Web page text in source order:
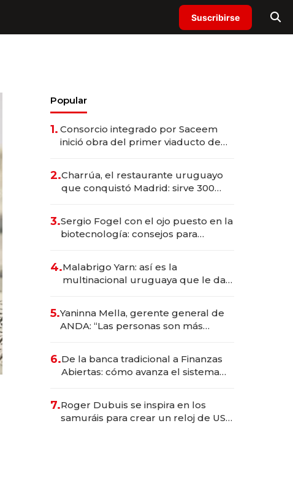
Suscribirse
Popular
1. Consorcio integrado por Saceem
inició obra del primer viaducto de
millones
2.Charrúa, el restaurante uruguayo
que conquistó Madrid: sirve 300
prepara apertura
3.Sergio Fogel con el ojo puesto en la
biotecnología: consejos para
4.Malabrigo Yarn: así es la
multinacional uruguaya que le da
5.Yaninna Mella, gerente general de
ANDA: “Las personas son más
6.De la banca tradicional a Finanzas
Abiertas: cómo avanza el sistema
7.Roger Dubuis se inspira en los
samuráis para crear un reloj de US$